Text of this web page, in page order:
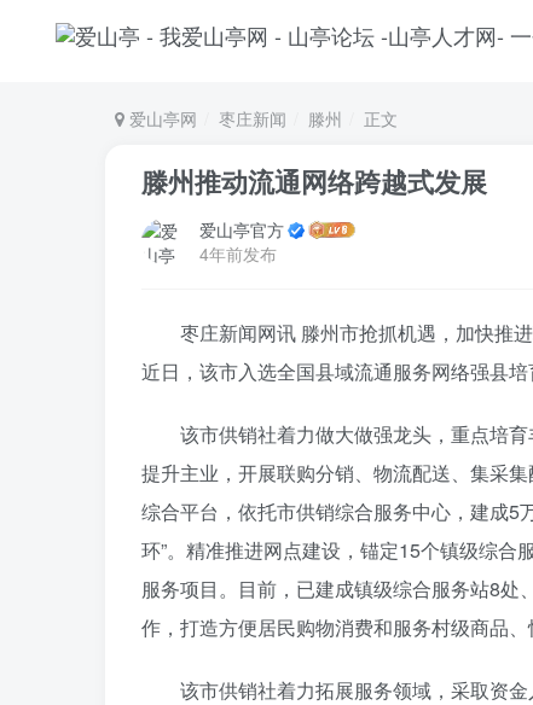
爱山亭网 枣庄新闻 滕州 正文
滕州推动流通网络跨越式发展
爱山亭官方
4年前发布
枣庄新闻网讯 滕州市抢抓机遇，加快推
近日，该市入选全国县域流通服务网络强县培
该市供销社着力做大做强龙头，重点培
提升主业，开展联购分销、物流配送、集采
综合平台，依托市供销综合服务中心，建成5
环”。精准推进网点建设，锚定15个镇级综
服务项目。目前，已建成镇级综合服务站8
作，打造方便居民购物消费和服务村级商品、
该市供销社着力拓展服务领域，采取资